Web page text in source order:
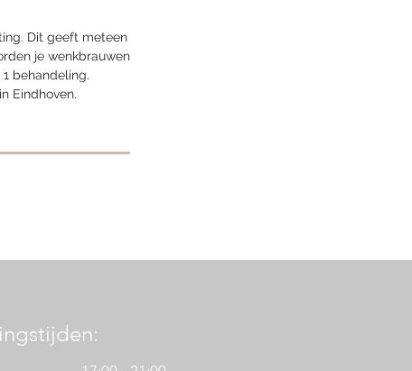
Dit geeft meteen
je wenkbrauwen
behandeling.
Eindhoven.